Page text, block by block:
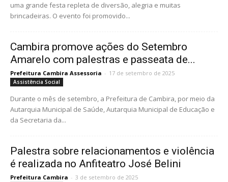
uma grande festa repleta de diversão, alegria e muitas
brincadeiras. O evento foi promovido...
Cambira promove ações do Setembro
Amarelo com palestras e passeata de...
Prefeitura Cambira Assessoria - 17 de setembro de 2025
Assistência Social
Durante o mês de setembro, a Prefeitura de Cambira, por meio da
Autarquia Municipal de Saúde, Autarquia Municipal de Educação e
da Secretaria da...
Palestra sobre relacionamentos e violência
é realizada no Anfiteatro José Belini
Prefeitura Cambira - 3 de setembro de 2025